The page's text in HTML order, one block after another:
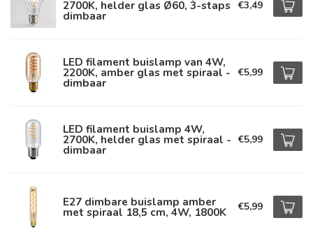
2700K, helder glas Ø60, 3-staps
dimbaar
€3,49
LED filament buislamp van 4W,
2200K, amber glas met spiraal -
dimbaar
€5,99
LED filament buislamp 4W,
2700K, helder glas met spiraal -
dimbaar
€5,99
E27 dimbare buislamp amber
met spiraal 18,5 cm, 4W, 1800K €5,99